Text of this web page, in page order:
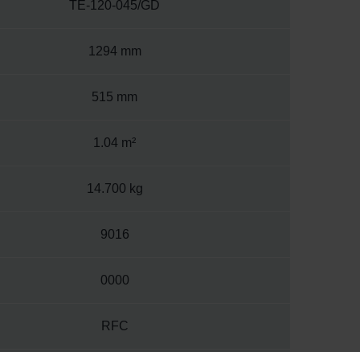
TE-120-045/GD
1294 mm
515 mm
1.04 m²
14.700 kg
9016
0000
RFC